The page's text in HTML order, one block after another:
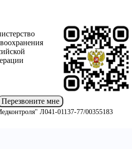
Перезвоните мне
Л041-01137-77/00355183